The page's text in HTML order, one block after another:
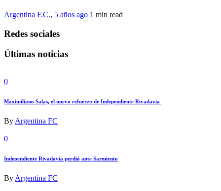
Argentina F.C., 5 años ago 1 min read
Redes sociales
Últimas noticias
0
Maximiliano Salas, el nuevo refuerzo de Independiente Rivadavia
By Argentina FC
0
Independiente Rivadavia perdió ante Sarmiento
By Argentina FC